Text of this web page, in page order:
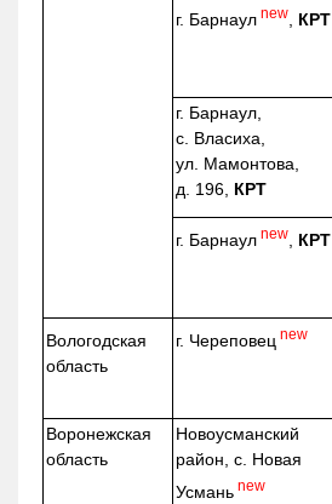
г. Барнаул new КРТ
г. Барнаул,
с. Власиха,
ул. Мамонтова,
д. 196, КРТ
г. Барнаул new КРТ
Вологодская
область
г. Череповец new
Воронежская
область
Новоусманский
район, с. Новая
Усмань new